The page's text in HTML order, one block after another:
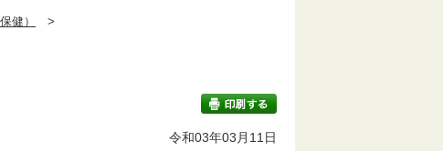
健）
>
令和03年03月11日